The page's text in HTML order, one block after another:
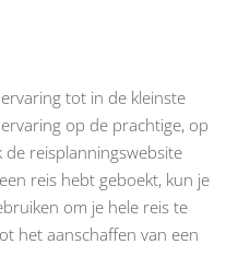
tot in de kleinste
op de prachtige, op
reisplanningswebsite
reis hebt geboekt, kun je
om je hele reis te
het aanschaffen van een